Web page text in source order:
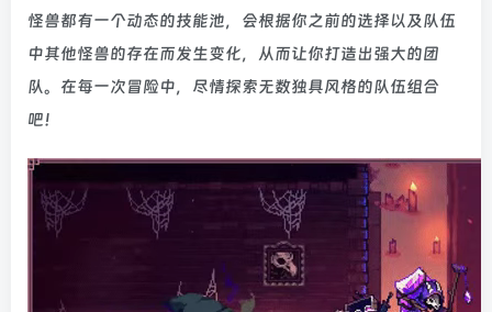
怪兽都有一个动态的技能池，会根据你之前的选择以及队伍
中其他怪兽的存在而发生变化，从而让你打造出强大的团
队。在每一次冒险中，尽情探索无数独具风格的队伍组合
吧！